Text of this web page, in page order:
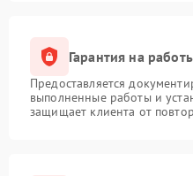
Гарантия на
Предоставляется
выполненные работы и
защищает клиента от